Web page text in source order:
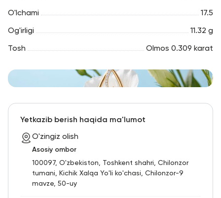
O'lchami 17.5
Og'irligi 11.32 g
Tosh Olmos 0.309 karat
Yetkazib berish haqida ma'lumot
O'zingiz olish
Asosiy ombor
100097, O'zbekiston, Toshkent shahri, Chilonzor
tumani, Kichik Xalqa Yo'li ko'chasi, Chilonzor-9
mavze, 50-uy